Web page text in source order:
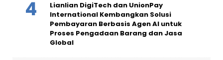
Lianlian DigiTech dan UnionPay
International Kembangkan Solusi
Pembayaran Berbasis Agen AI untuk
Proses Pengadaan Barang dan Jasa
Global